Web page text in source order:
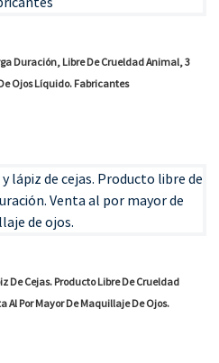
Duración, Libre De Crueldad Animal, 3
Ojos Líquido. Fabricantes
De Cejas. Producto Libre De Crueldad
Al Por Mayor De Maquillaje De Ojos.